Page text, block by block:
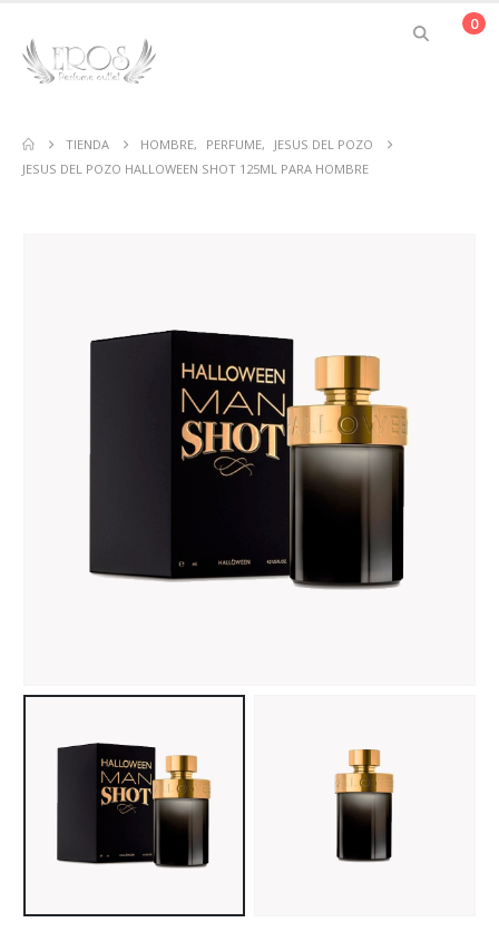
0
TIENDA HOMBRE, PERFUME,
JESUS DEL POZO
JESUS DEL POZO HALLOWEEN SHOT 125ML PARA HOMBRE